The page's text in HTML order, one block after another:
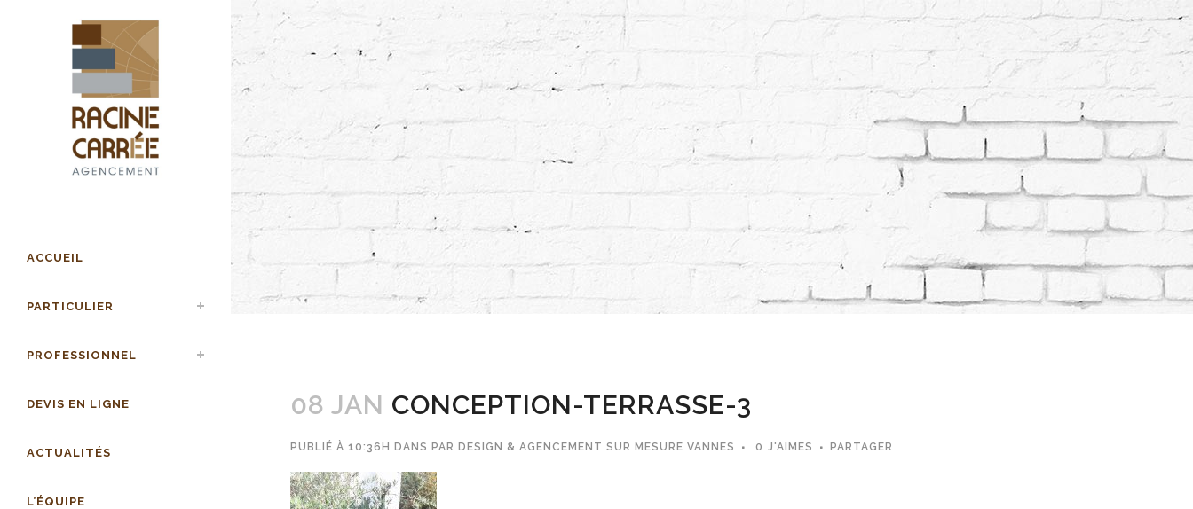
ACCUEIL
PARTICULIER
PROFESSIONNEL
DEVIS EN LIGNE
ACTUALITÉS
L’ÉQUIPE
08 JAN CONCEPTION-TERRASSE-3
PUBLIÉ À 10:36H DANS PAR DESIGN & AGENCEMENT SUR MESURE VANNES 0 J'AIMES PARTAGER